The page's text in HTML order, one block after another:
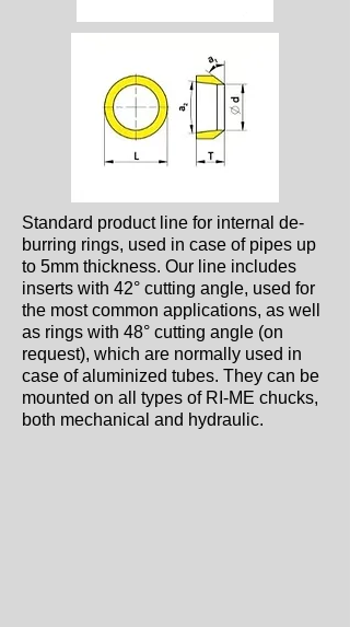
Standard product line for internal de-
burring rings, used in case of pipes up
to 5mm thickness. Our line includes
inserts with 42° cutting angle, used for
the most common applications, as well
as rings with 48° cutting angle (on
request), which are normally used in
case of aluminized tubes. They can be
mounted on all types of RI-ME chucks,
both mechanical and hydraulic.